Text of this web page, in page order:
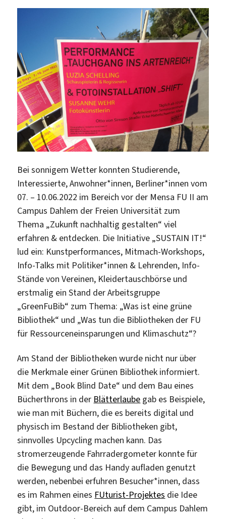
an
Universität
Berlin
Bei sonnigem Wetter konnten Studierende,
Interessierte, Anwohner*innen, Berliner*innen vom
07. – 10.06.2022 im Bereich vor der Mensa FU II am
Campus Dahlem der Freien Universität zum
Thema „Zukunft nachhaltig gestalten“ viel
erfahren & entdecken. Die Initiative „SUSTAIN IT!“
lud ein: Kunstperformances, Mitmach-Workshops,
Info-Talks mit Politiker*innen & Lehrenden, Info-
Stände von Vereinen, Kleidertauschbörse und
erstmalig ein Stand der Arbeitsgruppe
„GreenFuBib“ zum Thema: „Was ist eine grüne
Bibliothek“ und „Was tun die Bibliotheken der FU
für Ressourceneinsparungen und Klimaschutz“?
Am Stand der Bibliotheken wurde nicht nur über
die Merkmale einer Grünen Bibliothek informiert.
Mit dem „Book Blind Date“ und dem Bau eines
Bücherthrons in der Blätterlaube gab es Beispiele,
wie man mit Büchern, die es bereits digital und
physisch im Bestand der Bibliotheken gibt,
sinnvolles Upcycling machen kann. Das
stromerzeugende Fahrradergometer konnte für
die Bewegung und das Handy aufladen genutzt
werden, nebenbei erfuhren Besucher*innen, dass
es im Rahmen eines FUturist-Projektes die Idee
gibt, im Outdoor-Bereich auf dem Campus Dahlem